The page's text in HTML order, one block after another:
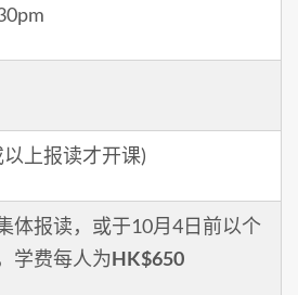
上报读才开课)
体报读，或于10月4日前以个
学费每人为HK$650